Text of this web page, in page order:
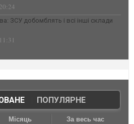
ЗСУ добомблять і всі інші склади
| ПОПУЛЯРНЕ
Місяць За весь час